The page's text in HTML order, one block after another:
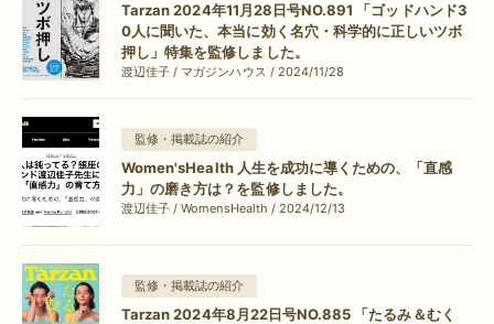
Tarzan 2024年11月28日号NO.891 「ゴッドハンド3
0人に聞いた、本当に効く名穴・科学的に正しいツボ
押し」特集を監修しました。
渡辺佳子 / マガジンハウス / 2024/11/28
監修・掲載誌の紹介
Women'sHealth 人生を成功に導くための、「直感
力」の磨き方は？を監修しました。
渡辺佳子 / WomensHealth / 2024/12/13
監修・掲載誌の紹介
Tarzan 2024年8月22日号NO.885 「たるみ＆むく